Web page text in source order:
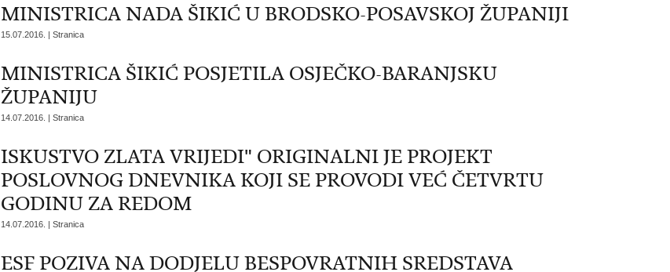
MINISTRICA NADA ŠIKIĆ U BRODSKO-POSAVSKOJ ŽUPANIJI
15.07.2016. | Stranica
MINISTRICA ŠIKIĆ POSJETILA OSJEČKO-BARANJSKU
ŽUPANIJU
14.07.2016. | Stranica
ISKUSTVO ZLATA VRIJEDI" ORIGINALNI JE PROJEKT
POSLOVNOG DNEVNIKA KOJI SE PROVODI VEĆ ČETVRTU
GODINU ZA REDOM
14.07.2016. | Stranica
ESF POZIVA NA DODJELU BESPOVRATNIH SREDSTAVA